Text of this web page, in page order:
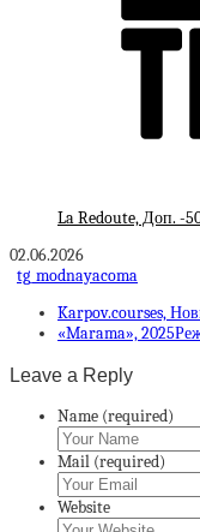
La Redoute, Доп. -
02.06.2026
tg_modnayacoma
Karpov.courses,
«Marama»,
Leave a Reply
Name (required)
Mail (required)
Website